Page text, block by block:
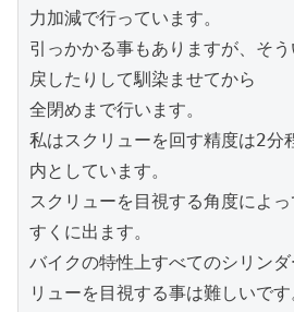
力加減で行っています。
引っかかる事もありますが、そ
戻したりして馴染ませてから
全閉めまで行います。
私はスクリューを回す精度は2分
内としています。
スクリューを目視する角度によ
すくに出ます。
バイクの特性上すべてのシリン
リューを目視する事は難しいです